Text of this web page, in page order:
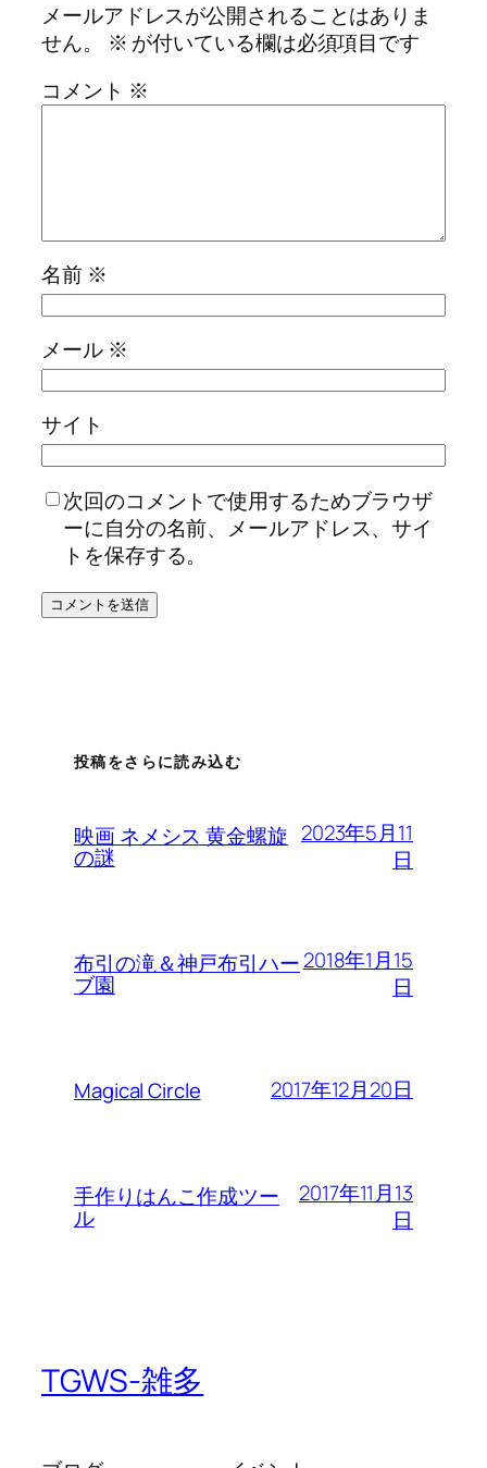
メールアドレスが公開されることはありま
せん。
※ が付いている欄は必須項目です
コメント ※
名前 ※
メール ※
サイト
次回のコメントで使用するためブラウザ
ーに自分の名前、メールアドレス、サイ
トを保存する。
投稿をさらに読み込む
映画 ネメシス 黄金螺旋
の謎
2023年5月11
日
布引の滝＆神戸布引ハー
ブ園
2018年1月15
日
Magical Circle 2017年12月20日
手作りはんこ作成ツー
ル
2017年11月13
日
TGWS-雑多